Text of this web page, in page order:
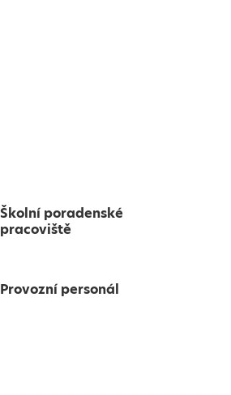
Školní poradenské
pracoviště
Provozní personál